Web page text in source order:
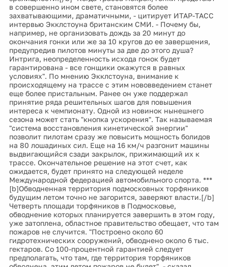
в совершенно ином свете, становятся более
захватывающими, драматичными, - цитирует ИТАР-ТАСС
интервью Экклстоуна британским СМИ. - Почему бы,
например, не организовать дождь за 20 минут до
окончания гонки или же за 10 кругов до ее завершения,
предупредив пилотов минуты за две до этого душа?
Интрига, неопределенность исхода гонок будет
гарантирована - все гонщики окажутся в равных
условиях". По мнению Экклстоуна, внимание к
происходящему на трассе с этим нововведением станет
еще более пристальным. Ранее он уже поддержал
принятие ряда решительных шагов для повышения
интереса к чемпионату. Одной из новинок нынешнего
сезона может стать "кнопка ускорения". Так называемая
"система восстановления кинетической энергии"
позволит пилотам сразу же повысить мощность болидов
на 80 лошадиных сил. Еще на 16 км/ч разгонит машины
выдвигающийся сзади закрылок, прижимающий их к
трассе. Окончательное решение на этот счет, как
ожидается, будет принято на следующей неделе
Международной федерацией автомобильного спорта. ***
[b]Обводненная территория подмосковных торфяников
будущим летом точно не загорится, заверяют власти.[/b]
Четверть площади торфяников в Подмосковье,
обводнение которых планируется завершить в этом году,
уже затоплена, областное правительство обещает, что там
пожаров не случится. "Построено около 60
гидротехнических сооружений, обводнено около 6 тыс.
гектаров. Со 100-процентной гарантией следует
предполагать, что там, где территория торфяников